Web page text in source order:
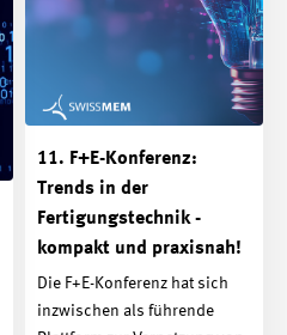
11. F+E-Konferenz:
Trends in der
Fertigungstechnik -
kompakt und praxisnah!
Die F+E-Konferenz hat sich
inzwischen als führende